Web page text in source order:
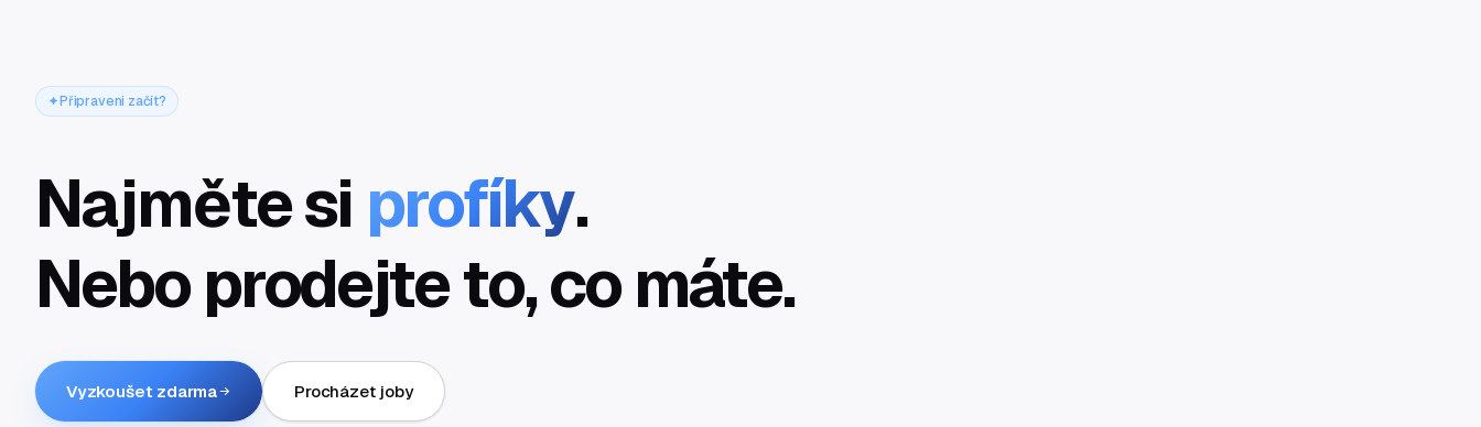
Připraveni začít?
Najměte si profíky.
Nebo prodejte to, co máte.
Vyzkoušet zdarma Procházet joby